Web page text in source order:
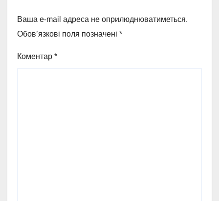
Ваша e-mail адреса не оприлюднюватиметься.
Обов’язкові поля позначені *
Коментар *